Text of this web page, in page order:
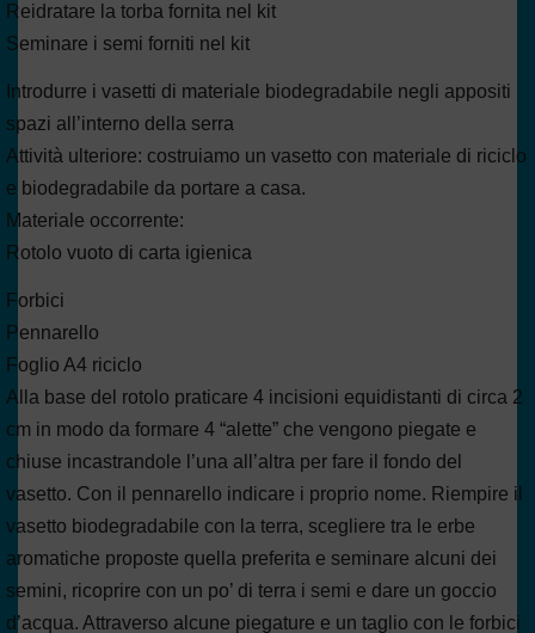
Reidratare la torba fornita nel kit
Seminare i semi forniti nel kit
Introdurre i vasetti di materiale biodegradabile negli appositi
spazi all’interno della serra
Attività ulteriore: costruiamo un vasetto con materiale di riciclo
e biodegradabile da portare a casa.
Materiale occorrente:
Rotolo vuoto di carta igienica
Forbici
Pennarello
Foglio A4 riciclo
Alla base del rotolo praticare 4 incisioni equidistanti di circa 2
cm in modo da formare 4 “alette” che vengono piegate e
chiuse incastrandole l’una all’altra per fare il fondo del
vasetto. Con il pennarello indicare i proprio nome. Riempire il
vasetto biodegradabile con la terra, scegliere tra le erbe
aromatiche proposte quella preferita e seminare alcuni dei
semini, ricoprire con un po’ di terra i semi e dare un goccio
d’acqua. Attraverso alcune piegature e un taglio con le forbici